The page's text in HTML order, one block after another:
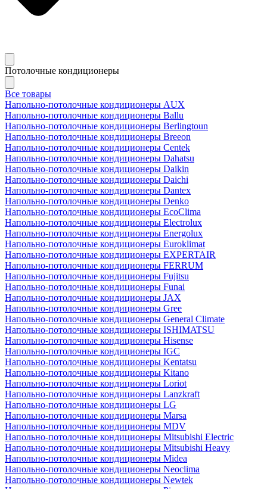
Потолочные кондиционеры
Все товары
Напольно-потолочные кондиционеры AUX
Напольно-потолочные кондиционеры Ballu
Напольно-потолочные кондиционеры Berlingtoun
Напольно-потолочные кондиционеры Breeon
Напольно-потолочные кондиционеры Centek
Напольно-потолочные кондиционеры Dahatsu
Напольно-потолочные кондиционеры Daikin
Напольно-потолочные кондиционеры Daichi
Напольно-потолочные кондиционеры Dantex
Напольно-потолочные кондиционеры Denko
Напольно-потолочные кондиционеры EcoClima
Напольно-потолочные кондиционеры Electrolux
Напольно-потолочные кондиционеры Energolux
Напольно-потолочные кондиционеры Euroklimat
Напольно-потолочные кондиционеры EXPERTAIR
Напольно-потолочные кондиционеры FERRUM
Напольно-потолочные кондиционеры Fujitsu
Напольно-потолочные кондиционеры Funai
Напольно-потолочные кондиционеры JAX
Напольно-потолочные кондиционеры Gree
Напольно-потолочные кондиционеры General Climate
Напольно-потолочные кондиционеры ISHIMATSU
Напольно-потолочные кондиционеры Hisense
Напольно-потолочные кондиционеры IGC
Напольно-потолочные кондиционеры Kentatsu
Напольно-потолочные кондиционеры Kitano
Напольно-потолочные кондиционеры Loriot
Напольно-потолочные кондиционеры Lanzkraft
Напольно-потолочные кондиционеры LG
Напольно-потолочные кондиционеры Marsa
Напольно-потолочные кондиционеры MDV
Напольно-потолочные кондиционеры Mitsubishi Electric
Напольно-потолочные кондиционеры Mitsubishi Heavy
Напольно-потолочные кондиционеры Midea
Напольно-потолочные кондиционеры Neoclima
Напольно-потолочные кондиционеры Newtek